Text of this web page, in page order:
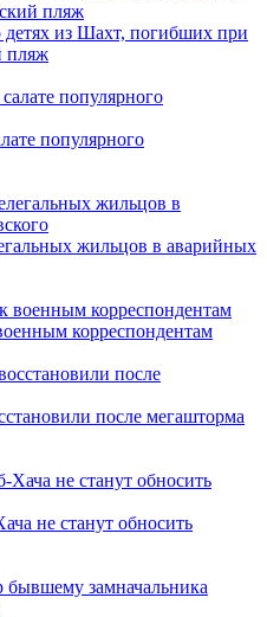
детях из Шахт, погибших при
пляж
популярного
жильцов в аварийных
корреспондентам
после мегашторма
не станут обносить